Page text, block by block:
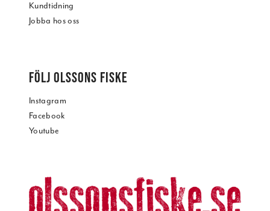
Kundtidning
Jobba hos oss
FÖLJ OLSSONS FISKE
Instagram
Facebook
Youtube